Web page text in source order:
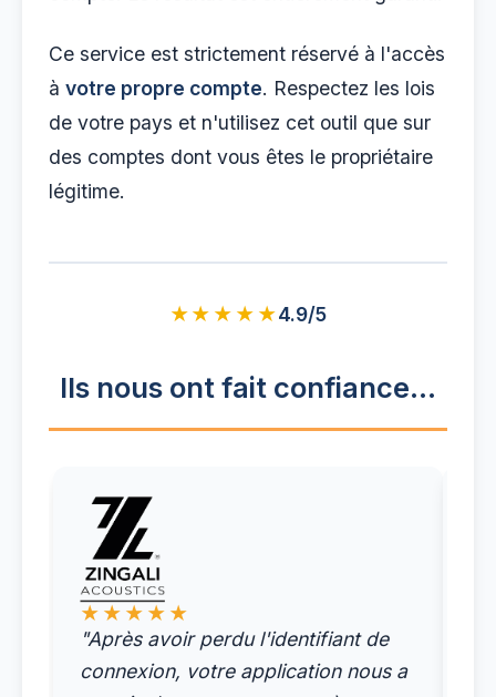
Ce service est strictement réservé à l'accès
à votre propre compte. Respectez les lois
de votre pays et n'utilisez cet outil que sur
des comptes dont vous êtes le propriétaire
légitime.
★★★★★4.9/5
Ils nous ont fait confiance...
★★★★★
"Après avoir perdu l'identifiant de
connexion, votre application nous a